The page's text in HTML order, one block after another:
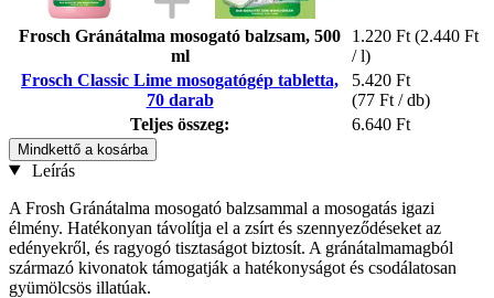
Frosch Gránátalma mosogató balzsam, 500
ml
1.220 Ft (2.440 Ft
/ l)
Frosch Classic Lime mosogatógép tabletta,
70 darab
5.420 Ft
(77 Ft / db)
Teljes összeg:
6.640 Ft
Mindkettő a kosárba
Leírás
A Frosh Gránátalma mosogató balzsammal a mosogatás igazi
élmény. Hatékonyan távolítja el a zsírt és szennyeződéseket az
edényekről, és ragyogó tisztaságot biztosít. A gránátalmamagból
származó kivonatok támogatják a hatékonyságot és csodálatosan
gyümölcsös illatúak.